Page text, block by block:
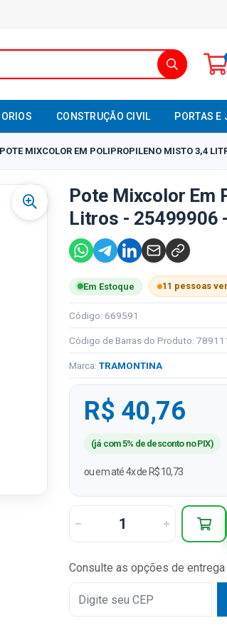
CONSTRUÇÃO CIVIL PORTAS E
POTE MIXCOLOR EM POLIPROPILENO MISTO 3,4
Pote Mixcolor Em
Litros - 25499906
Em Estoque 11 pessoas
Código: 669591
Código de Barras do Produto:
Marca: TRAMONTINA
R$ 40,76
(já com 5% de desconto no PIX)
ou em até 4x de R$ 10,73
Consulte as opções de entrega